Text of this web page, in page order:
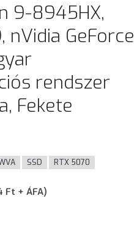
9-8945HX,
nVidia GeForce
rendszer
Fekete
SSD RTX 5070
Ft + ÁFA)